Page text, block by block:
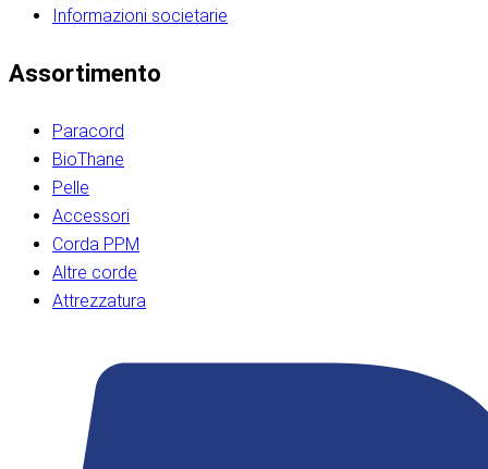
Informazioni societarie​​​​‌ ‍ ​‍​‍‌‍ ‌ ​‍‌‍‍‌‌‍‌ ‌‍‍‌‌‍ ‍​‍​‍​ ‍‍​‍​‍‌ ​ ‌‍​‌‌‍ ‍‌‍‍‌‌ ‌​‌ ‍‌​‍ ‍‌‍‍‌‌‍ ​‍​‍​‍ ​​‍​‍‌‍‍​‌ ​‍‌‍‌‌‌‍‌‍​‍​‍​ ‍‍​‍​‍‌‍‍​‌ ‌​‌ ‌​‌ ​​‌ ​ ​ ‍‍​‍ ​‍ ‌ ​​‌‍​‌‌ ​‍‌‍​‌‌‍​ ‌‍ ‌ ​‍‌‍‌​​‍ ‍‌ ​ ‌‍​‌‌‍ ‍‌‍‍‌‌ ‌​‌ ‍‌​‍ ‍‌ ​ ‌ ‌​‌ ‌‌‌‍‌​‌‍‍‌‌‍ ​‍ ‌‍‍‌‌‍ ‍‌ ‌​‌‍‌‌‌‍ ‍‌ ‌​​‍ ‌‍‌‌‌‍‌​‌‍‍‌‌ ‌​​‍ ‌‍ ‌‌‍ ‌‍‌​‌‍‌‌​ ‌‌ ​​‌ ​‍‌‍‌‌‌ ​ ‌‍‌‌‌‍ ‍‌ ‌​‌‍​‌‌ ‌​‌‍‍‌‌‍ ‌‍ ‍​ ‍ ‌‍‍‌‌‍‌​​ ‌‌‍‌‍‌‍ ‌‍ ‌ ‌​‌‍‌‌‌ ​‍​‍ ‌‌‍​‍‌ ​‍‌‍​‌‌‍ ‍‌‍‌​​‍ ‌‌‍‍‌‌‍ ‌‌ ​​‌ ​‍‌‍‍‌‌‍ ‍‌ ‌​​ ‍ ‌ ‌​‌ ‍‌‌ ​​‌‍‌‌​ ‌‌ ‌​‌ ​‍‌‍​‌‌‍ ‍‌ ​ ‌‍ ​‌‍​‌‌ ‌​‌‍‌‌‌‍‌​​‍ ‌‌‍ ‌‌‍‌‌‌ ​ ‌ ​ ‌‍​‌‌‍‌ ‌‍‌‌​ ‍ ‌ ​​‌‍​‌‌ ‌​‌‍‍​​ ‌‌ ‌‍‌‍​‌‌‍ ​‌ ‌‌‌‍‌‌​‍ ‍‌‍‍‌‌ ‌​‌‌ ‌​‍‌‌‌‌​​ ‌‍​‍‌‍​‌‌ ​ ‌‍‌‌‌‌‌‌‌ ​‍‌‍ ​​ ‌‌‍‍​‌ ‌​‌ ‌​‌ ​​‌ ​ ​‍‌‌​ ​ ‌​​‌​‍‌‌​ ​‍‌​‌‍​‍‌‌​ ​‍‌​‌‍‌ ​​‌‍​‌‌ ​‍‌‍​‌‌‍​ ‌‍ ‌ ​‍‌‍‌​​‍ ‍‌ ​ ‌‍​‌‌‍ ‍‌‍‍‌‌ ‌​‌ ‍‌​‍ ‍‌ ​ ‌ ‌​‌ ‌‌‌‍‌​‌‍‍‌‌‍ ​‍‌‍‌‍‍‌‌‍‌​​ ‌‌‍‌‍‌‍ ‌‍ ‌ ‌​‌‍‌‌‌ ​‍​‍ ‌‌‍​‍‌ ​‍‌‍​‌‌‍ ‍‌‍‌​​‍ ‌‌‍‍‌‌‍ ‌‌ ​​‌ ​‍‌‍‍‌‌‍ ‍‌ ‌​​‍‌‍‌ ‌​‌ ‍‌‌ ​​‌‍‌‌​ ‌‌ ‌​‌ ​‍‌‍​‌‌‍ ‍‌ ​ ‌‍ ​‌‍​‌‌ ‌​‌‍‌‌‌‍‌​​‍ ‌‌‍ ‌‌‍‌‌‌ ​ ‌ ​ ‌‍​‌‌‍‌ ‌‍‌‌​‍‌‍‌ ​​‌‍​‌‌ ‌​‌‍‍​​ ‌‌ ‌‍‌‍​‌‌‍ ​‌ ‌‌‌‍‌‌​‍ ‍‌‍‍‌‌ ‌​‌‌ ‌​‍‌‌‌‌​​‍‌‍‌ ​​‌‍‌‌‌ ​‍‌ ​ ‌ ​​‌‍‌‌‌‍​ ‌ ‌​‌‍‍‌‌ ‌‍‌‍‌‌​ ‌‌ ​​‌ ‌‌‌‍​‍‌‍ ​‌‍‍‌‌ ​ ‌‍‍​‌‍‌‌‌‍‌​​‍​‍‌ ‌​​​​‌ ‍ ​‍​‍‌‍ ‌ ​‍‌‍‍‌‌‍‌ ‌‍‍‌‌‍ ‍​‍​‍​ ‍‍​‍​‍‌ ​ ‌‍​‌‌‍ ‍‌‍‍‌‌ ‌​‌ ‍‌​‍ ‍‌‍‍‌‌‍ ​‍​‍​‍ ​​‍​‍‌‍‍​‌ ​‍‌‍‌‌‌‍‌‍​‍​‍​ ‍‍​‍​‍‌‍‍​‌ ‌​‌ ‌​‌ ​​‌ ​ ​ ‍‍​‍ ​‍ ‌ ​​‌‍​‌‌ ​‍‌‍​‌‌‍​ ‌‍ ‌ ​‍‌‍‌​​‍ ‍‌ ​ ‌‍​‌‌‍ ‍‌‍‍‌‌ ‌​‌ ‍‌​‍ ‍‌ ​ ‌ ‌​‌ ‌‌‌‍‌​‌‍‍‌‌‍ ​‍ ‌‍‍‌‌‍ ‍‌ ‌​‌‍‌‌‌‍ ‍‌ ‌​​‍ ‌‍‌‌‌‍‌​‌‍‍‌‌ ‌​​‍ ‌‍ ‌‌‍ ‌‍‌​‌‍‌‌​ ‌‌ ​​‌ ​‍‌‍‌‌‌ ​ ‌‍‌‌‌‍ ‍‌ ‌​‌‍​‌‌ ‌​‌‍‍‌‌‍ ‌‍ ‍​ ‍ ‌‍‍‌‌‍‌​​ ‌‌‍‌‍‌‍ ‌‍ ‌ ‌​‌‍‌‌‌ ​‍​‍ ‌‌‍​‍‌ ​‍‌‍​‌‌‍ ‍‌‍‌​​‍ ‌‌‍‍‌‌‍ ‌‌ ​​‌ ​‍‌‍‍‌‌‍ ‍‌ ‌​​ ‍ ‌ ‌​‌ ‍‌‌ ​​‌‍‌‌​ ‌‌ ‌​‌ ​‍‌‍​‌‌‍ ‍‌ ​ ‌‍ ​‌‍​‌‌ ‌​‌‍‌‌‌‍‌​​‍ ‌‌‍ ‌‌‍‌‌‌ ​ ‌ ​ ‌‍​‌‌‍‌ ‌‍‌‌​ ‍ ‌ ​​‌‍​‌‌ ‌​‌‍‍​​ ‌‌ ‌‍‌‍​‌‌‍ ​‌ ‌‌‌‍‌‌​‍ ‍‌‍‍‌‌ ‌​‌‌ ‌​‍‌‌‌‌​​ ‌‍​‍‌‍​‌‌ ​ ‌‍‌‌‌‌‌‌‌ ​‍‌‍ ​​ ‌‌‍‍​‌ ‌​‌ ‌​‌ ​​‌ ​ ​‍‌‌​ ​ ‌​​‌​‍‌‌​ ​‍‌​‌‍​‍‌‌​ ​‍‌​‌‍‌ ​​‌‍​‌‌ ​‍‌‍​‌‌‍​ ‌‍ ‌ ​‍‌‍‌​​‍ ‍‌ ​ ‌‍​‌‌‍ ‍‌‍‍‌‌ ‌​‌ ‍‌​‍ ‍‌ ​ ‌ ‌​‌ ‌‌‌‍‌​‌‍‍‌‌‍ ​‍‌‍‌‍‍‌‌‍‌​​ ‌‌‍‌‍‌‍ ‌‍ ‌ ‌​‌‍‌‌‌ ​‍​‍ ‌‌‍​‍‌ ​‍‌‍​‌‌‍ ‍‌‍‌​​‍ ‌‌‍‍‌‌‍ ‌‌ ​​‌ ​‍‌‍‍‌‌‍ ‍‌ ‌​​‍‌‍‌ ‌​‌ ‍‌‌ ​​‌‍‌‌​ ‌‌ ‌​‌ ​‍‌‍​‌‌‍ ‍‌ ​ ‌‍ ​‌‍​‌‌ ‌​‌‍‌‌‌‍‌​​‍ ‌‌‍ ‌‌‍‌‌‌ ​ ‌ ​ ‌‍​‌‌‍‌ ‌‍‌‌​‍‌‍‌ ​​‌‍​‌‌ ‌​‌‍‍​​ ‌‌ ‌‍‌‍​‌‌‍ ​‌ ‌‌‌‍‌‌​‍ ‍‌‍‍‌‌ ‌​‌‌ ‌​‍‌‌‌‌​​‍‌‍‌ ​​‌‍‌‌‌ ​‍‌ ​ ‌ ​​‌‍‌‌‌‍​ ‌ ‌​‌‍‍‌‌ ‌‍‌‍‌‌​ ‌‌ ​​‌ ‌‌‌‍​‍‌‍ ​‌‍‍‌‌ ​ ‌‍‍​‌‍‌‌‌‍‌​​‍​‍‌ ‌
Assortimento
Paracord
BioThane
Pelle
Accessori
Corda PPM
Altre corde
Attrezzatura